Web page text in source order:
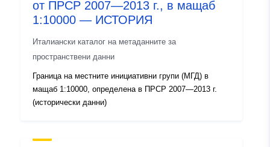
от ПРСР 2007—2013 г., в мащаб
1:10000 — ИСТОРИЯ
Италиански каталог на метаданните за
пространствени данни
Граница на местните инициативни групи (МГД) в
мащаб 1:10000, определена в ПРСР 2007—2013 г.
(исторически данни)